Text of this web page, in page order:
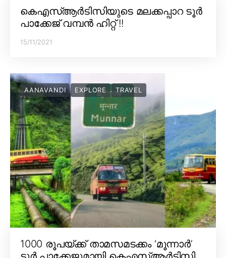
കെഎസ്ആർടിസിയുടെ മലക്കപ്പാറ ടൂർ
പാക്കേജ് വമ്പൻ ഹിറ്റ് !!
15/11/2021
AANAVANDI EXPLORE TRAVEL
1000 രൂപയ്ക്ക് താമസമടക്കം ‘മൂന്നാർ’